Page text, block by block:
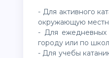
- Для активного
окружающую
- Для ежедневных
городу или по
- Для учебы